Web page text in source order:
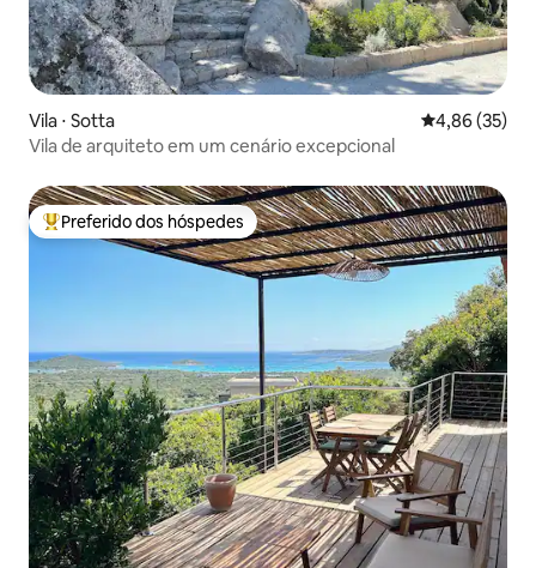
Vila ⋅ Sotta 4,86 de uma
4,86 (35)
Vila de arquiteto em um cenário excepcional
Entre os melhores preferidos dos hóspedes
Preferido dos hóspedes